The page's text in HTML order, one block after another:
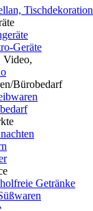
Tischdekoration
Geräte
Video,
Bürobedarf
Getränke